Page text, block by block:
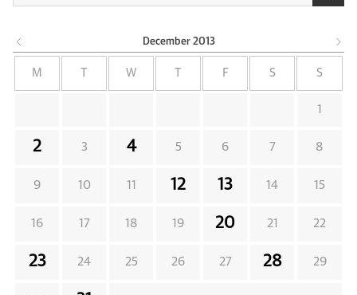
December 2013
M W F S S
1
2 3 4 5 6 7 8
9 10 11 12 13 14 15
16 17 18 19 20 21 22
23 24 25 26 27 28 29